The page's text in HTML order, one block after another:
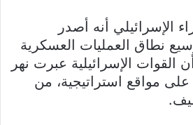
الإسرائيلي أنه أصدر
نطاق العمليات العسكرية
القوات الإسرائيلية عبرت نهر
مواقع استراتيجية، من